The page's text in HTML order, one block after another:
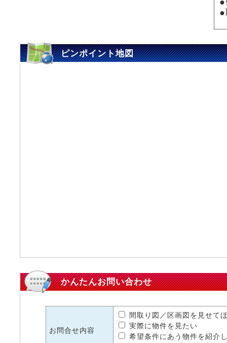
●
●
ピンポイント地図
かんたんお問い合わせ
お問合せ内容
間取り図／区画図を見せて
実際に物件を見たい
希望条件にあう物件を紹介